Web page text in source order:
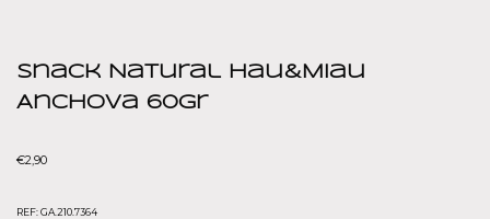
Snack Natural Hau&Miau
Anchova 60gr
€2,90
REF:GA.210.7364